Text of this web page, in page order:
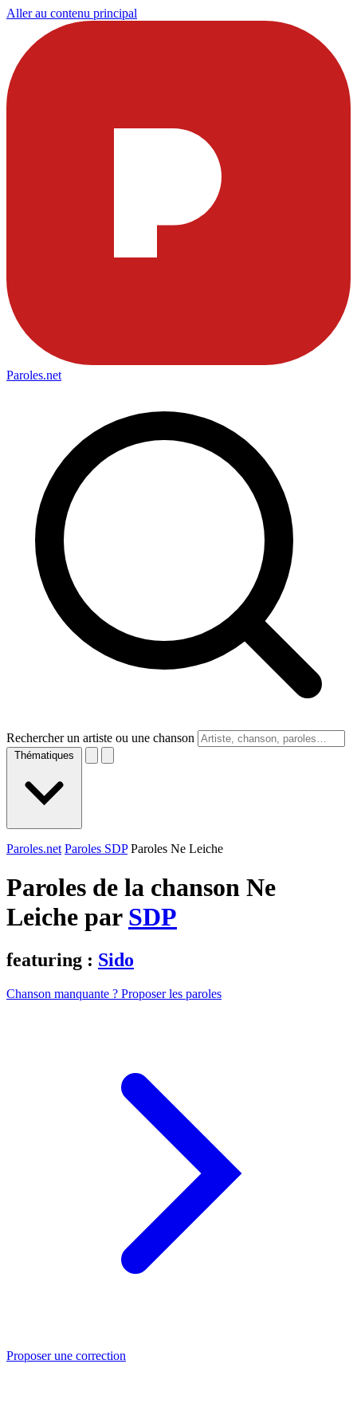
Aller au contenu principal
Paroles.net
Rechercher un artiste ou une chanson
Thématiques
Paroles.net Paroles SDP Paroles Ne Leiche
Paroles de la chanson Ne
Leiche par SDP
featuring : Sido
Chanson manquante ? Proposer les paroles
Proposer une correction